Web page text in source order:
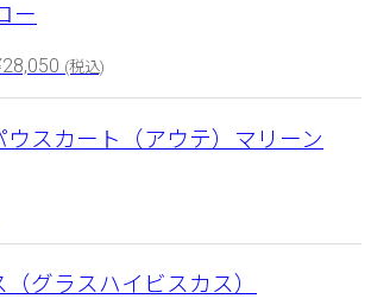
ー
28,050 (税込)
ウスカート（アウテ）マリーン
グラスハイビスカス）